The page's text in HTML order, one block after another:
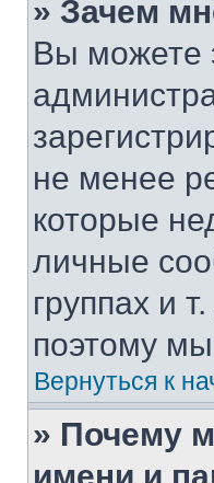
» Зачем
Вы можете
не менее
которые
личные
группах и
поэтому
Вернуться к
» Почему